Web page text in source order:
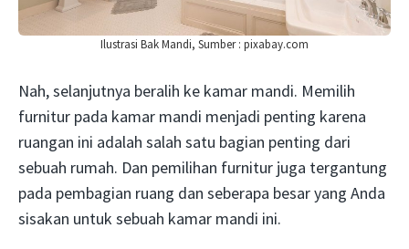
Ilustrasi Bak Mandi, Sumber : pixabay.com
Nah, selanjutnya beralih ke kamar mandi. Memilih
furnitur pada kamar mandi menjadi penting karena
ruangan ini adalah salah satu bagian penting dari
sebuah rumah. Dan pemilihan furnitur juga tergantung
pada pembagian ruang dan seberapa besar yang Anda
sisakan untuk sebuah kamar mandi ini.